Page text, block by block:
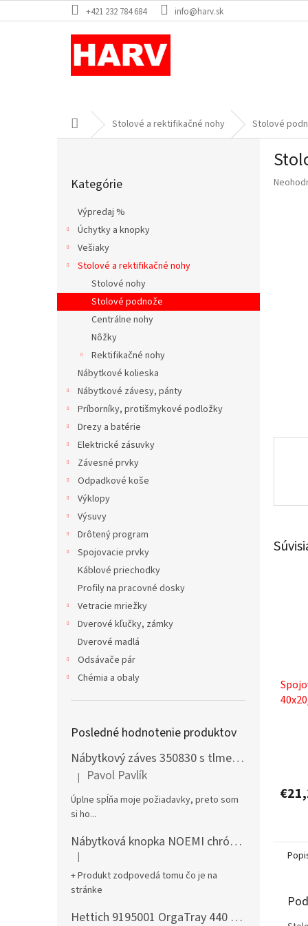
na
+421 232 784 684 info@harv.sk
DomovStolové a rektifikačné nohy Stolové
kategórie
Kategórie
Výpredaj %
Úchytky a knopky
Vešiaky
Stolové a rektifikačné nohy
Stolové nohy
Stolové podnože
Centrálne nohy
Nôžky
Rektifikačné nohy
Nábytkové kolieska
Nábytkové závesy, pánty
Príborníky, protišmykové podložky
Drezy a batérie
Elektrické zásuvky
Závesné prvky
Odpadkové koše
Výklopy
Výsuvy
Drôtený program
Spojovacie prvky
Káblové priechodky
Profily na pracovné dosky
Vetracie mriežky
Dverové kľučky, zámky
Dverové madlá
Odsávače pár
Chémia a obaly
Posledné hodnotenie produktov
Nábytkový záves 350830 s tlmením naložený + podložka H0 na vrut
Hodnotenie produktu je 5 z 5 hviezdičiek.
| Pavol Pavlík
Úplne spĺňa moje požiadavky, preto som
si ho...
Nábytková knopka NOEMI chróm satén
Hodnotenie produktu je 5 z 5 hviezdičiek.
|
+ Produkt zodpovedá tomu čo je na
stránke
Hettich 9195001 OrgaTray 440 701-800/441-520 mm antracit